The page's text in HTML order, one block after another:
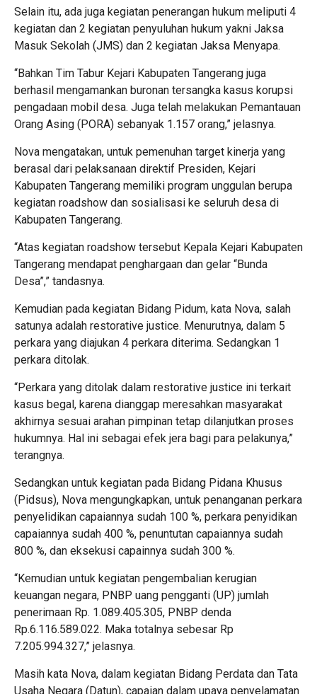
Selain itu, ada juga kegiatan penerangan hukum meliputi 4
kegiatan dan 2 kegiatan penyuluhan hukum yakni Jaksa
Masuk Sekolah (JMS) dan 2 kegiatan Jaksa Menyapa.
“Bahkan Tim Tabur Kejari Kabupaten Tangerang juga
berhasil mengamankan buronan tersangka kasus korupsi
pengadaan mobil desa. Juga telah melakukan Pemantauan
Orang Asing (PORA) sebanyak 1.157 orang,” jelasnya.
Nova mengatakan, untuk pemenuhan target kinerja yang
berasal dari pelaksanaan direktif Presiden, Kejari
Kabupaten Tangerang memiliki program unggulan berupa
kegiatan roadshow dan sosialisasi ke seluruh desa di
Kabupaten Tangerang.
“Atas kegiatan roadshow tersebut Kepala Kejari Kabupaten
Tangerang mendapat penghargaan dan gelar “Bunda
Desa”,” tandasnya.
Kemudian pada kegiatan Bidang Pidum, kata Nova, salah
satunya adalah restorative justice. Menurutnya, dalam 5
perkara yang diajukan 4 perkara diterima. Sedangkan 1
perkara ditolak.
“Perkara yang ditolak dalam restorative justice ini terkait
kasus begal, karena dianggap meresahkan masyarakat
akhirnya sesuai arahan pimpinan tetap dilanjutkan proses
hukumnya. Hal ini sebagai efek jera bagi para pelakunya,”
terangnya.
Sedangkan untuk kegiatan pada Bidang Pidana Khusus
(Pidsus), Nova mengungkapkan, untuk penanganan perkara
penyelidikan capaiannya sudah 100 %, perkara penyidikan
capaiannya sudah 400 %, penuntutan capaiannya sudah
800 %, dan eksekusi capainnya sudah 300 %.
“Kemudian untuk kegiatan pengembalian kerugian
keuangan negara, PNBP uang pengganti (UP) jumlah
penerimaan Rp. 1.089.405.305, PNBP denda
Rp.6.116.589.022. Maka totalnya sebesar Rp
7.205.994.327,” jelasnya.
Masih kata Nova, dalam kegiatan Bidang Perdata dan Tata
Usaha Negara (Datun), capaian dalam upaya penyelamatan